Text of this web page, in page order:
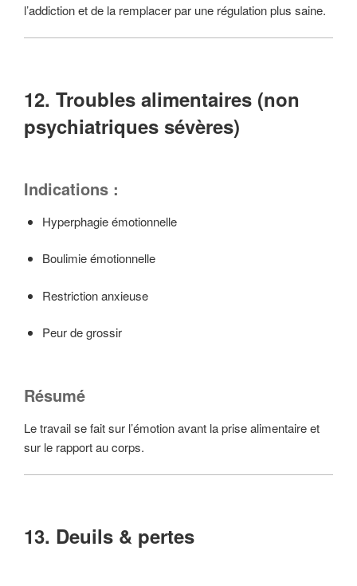
l’addiction et de la remplacer par une régulation plus saine.
12. Troubles alimentaires (non
psychiatriques sévères)
Indications :
Hyperphagie émotionnelle
Boulimie émotionnelle
Restriction anxieuse
Peur de grossir
Résumé
Le travail se fait sur l’émotion avant la prise alimentaire et
sur le rapport au corps.
13. Deuils & pertes